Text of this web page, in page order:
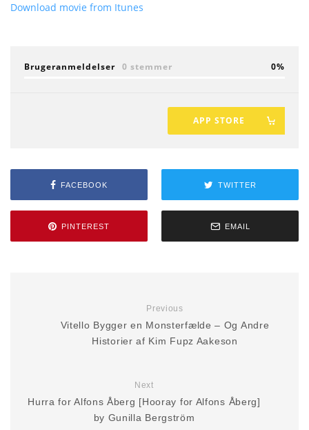
Download movie from Itunes
Brugeranmeldelser 0 stemmer 0
APP STORE
FACEBOOK TWITTER
PINTEREST EMAIL
Previous
Vitello Bygger en Monsterfælde – Og Andre
Historier af Kim Fupz Aakeson
Next
Hurra for Alfons Åberg [Hooray for Alfons Åberg]
by Gunilla Bergström